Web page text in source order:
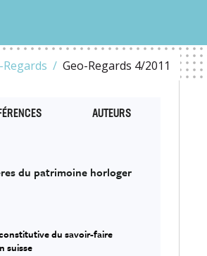
Regards Geo-Regards 4/2011
AUTEURS
du patrimoine horloger
du savoir-faire
suisse